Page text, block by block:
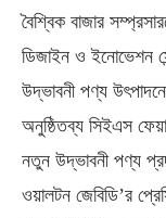
বৈশ্বিক বাজার
ডিজাইন ও ইনোভেশন
উদ্ভাবনী পণ্য
অনুষ্ঠিতব্য সিইএস
নতুন উদ্ভাবনী পণ্য
ওয়ালটন জেবিডি’র